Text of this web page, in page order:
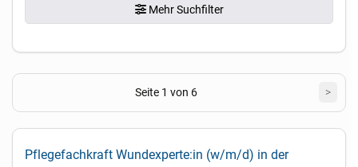
Mehr Suchfilter
Seite 1 von 6 >
Pflegefachkraft Wundexperte:in (w/m/d) in der